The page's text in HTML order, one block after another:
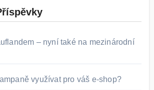
– nyní také na mezinárodní
využívat pro váš e-shop?